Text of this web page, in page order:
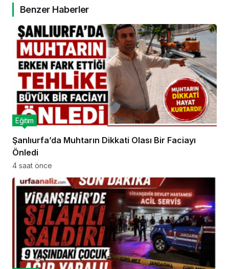
Benzer Haberler
Şanlıurfa’da Muhtarın Dikkati Olası Bir Faciayı
Önledi
Eğitim
4 saat önce